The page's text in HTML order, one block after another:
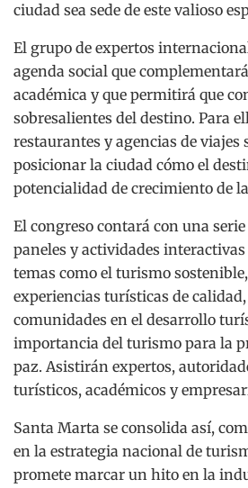
ciudad sea sede de este valioso
El grupo de expertos
agenda social que
académica y que permitirá que
sobresalientes del destino. Para
restaurantes y agencias de viajes
posicionar la ciudad cómo el
potencialidad de crecimiento de
El congreso contará con una
paneles y actividades
temas como el turismo
experiencias turísticas de
comunidades en el desarrollo
importancia del turismo para la
paz. Asistirán expertos,
turísticos, académicos y
Santa Marta se consolida así,
en la estrategia nacional de
promete marcar un hito en la